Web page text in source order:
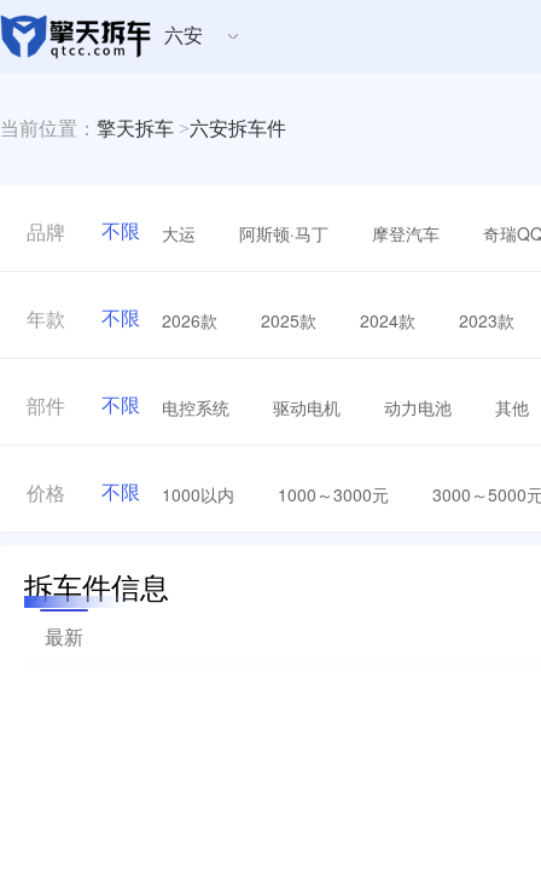
六安
当前位置： 擎天拆车 >六安拆车件
品牌 不限 大运 阿斯顿·马丁 摩登汽车 奇瑞
年款 不限 2026款 2025款 2024款 2023款
部件 不限 电控系统 驱动电机 动力电池 其他
价格 不限 1000以内 1000～3000元 3000～5000
拆车件信息
最新